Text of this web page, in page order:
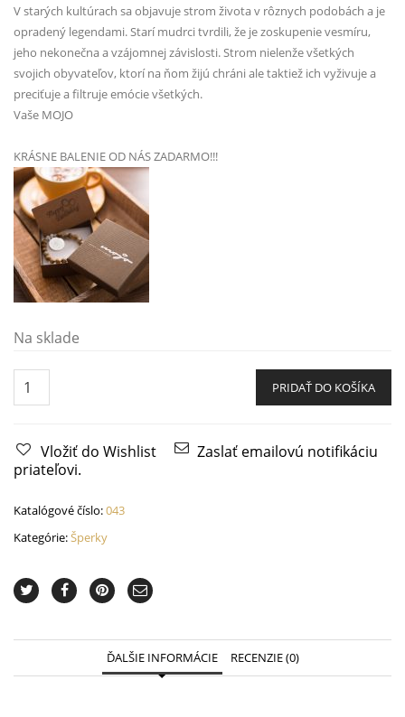
V starých kultúrach sa objavuje strom života v rôznych podobách a je
opradený legendami. Starí mudrci tvrdili, že je zoskupenie vesmíru,
jeho nekonečna a vzájomnej závislosti. Strom nielenže všetkých
svojich obyvateľov, ktorí na ňom žijú chráni ale taktiež ich vyživuje a
preciťuje a filtruje emócie všetkých.
Vaše MOJO
KRÁSNE BALENIE OD NÁS ZADARMO!!!
Na sklade
Náramok
strom PRIDAŤ DO KOŠÍKA
Vložiť do Wishlist
Zaslať emailovú notifikáciu
priateľovi.
Katalógové číslo:043
Kategórie:Šperky
ĎALŠIE INFORMÁCIE RECENZIE (0)